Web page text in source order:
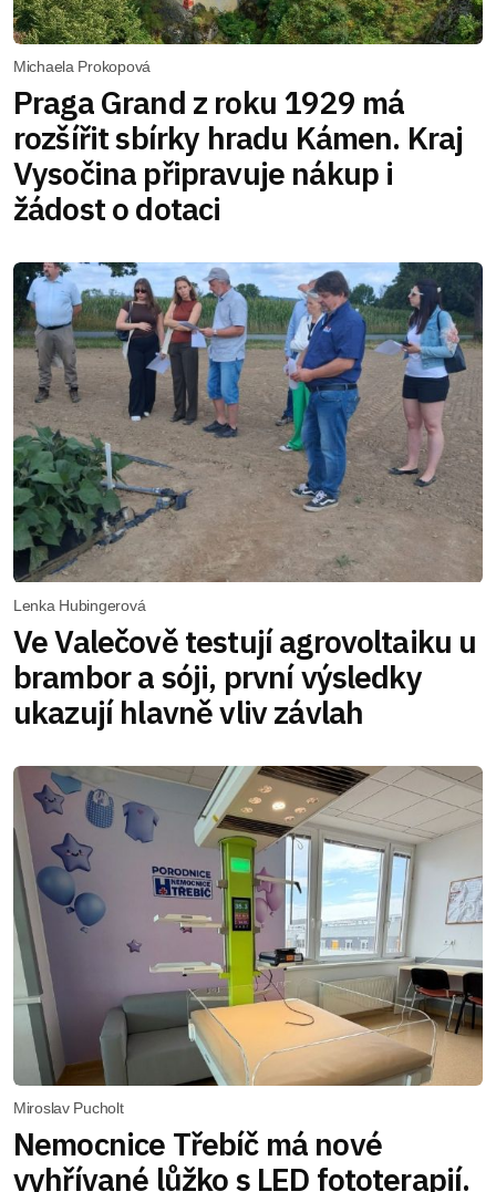
Michaela Prokopová
Praga Grand z roku 1929 má
rozšířit sbírky hradu Kámen. Kraj
Vysočina připravuje nákup i
žádost o dotaci
Lenka Hubingerová
Ve Valečově testují agrovoltaiku u
brambor a sóji, první výsledky
ukazují hlavně vliv závlah
Miroslav Pucholt
Nemocnice Třebíč má nové
vyhřívané lůžko s LED fototerapií.